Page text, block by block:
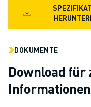
DOKUMENTE
Download für
Informationen